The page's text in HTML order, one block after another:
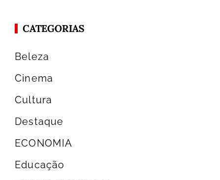
CATEGORIAS
Beleza
Cinema
Cultura
Destaque
ECONOMIA
Educação